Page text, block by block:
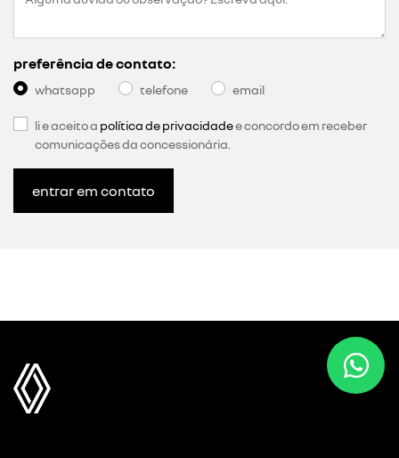
preferência de contato:
whatsapp telefone email
li e aceito a política de privacidadee concordo em receber
comunicações da concessionária.
entrar em contato